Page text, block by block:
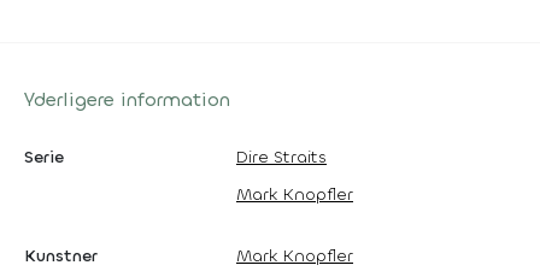
Yderligere information
Serie
Dire Straits
Mark Knopfler
Kunstner Mark Knopfler